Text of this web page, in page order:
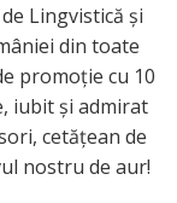
Lingvistică și
din toate
promoție cu 10
iubit și admirat
cetățean de
nostru de aur!